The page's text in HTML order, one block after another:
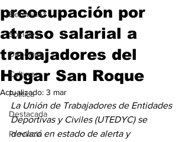
Bermúdez
Sociales
Deportes
Cultura
Política
Destacada
Provincia
preocupación por
atraso salarial a
trabajadores del
Hogar San Roque
Actualizado: 3 mar
La Unión de Trabajadores de Entidades
Deportivas y Civiles (UTEDYC) se
declaró en estado de alerta y